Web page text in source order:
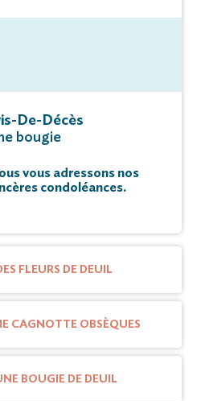
De-Décès
bougie
vous adressons nos
condoléances.
FLEURS DE DEUIL
CAGNOTTE OBSÈQUES
BOUGIE DE DEUIL